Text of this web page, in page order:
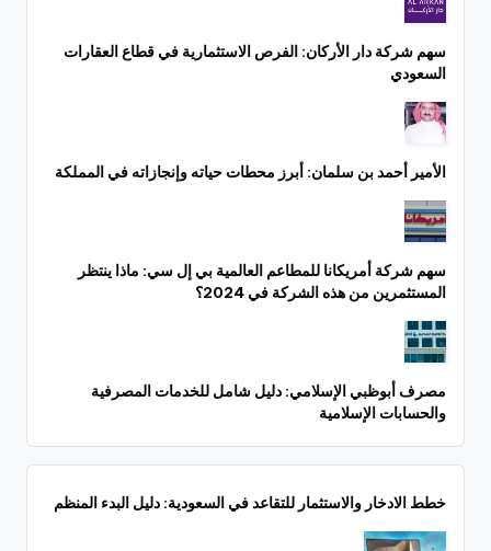
سهم شركة دار الأركان: الفرص الاستثمارية في قطاع العقارات
السعودي
الأمير أحمد بن سلمان: أبرز محطات حياته وإنجازاته في المملكة
سهم شركة أمريكانا للمطاعم العالمية بي إل سي: ماذا ينتظر
المستثمرين من هذه الشركة في 2024؟
مصرف أبوظبي الإسلامي: دليل شامل للخدمات المصرفية
والحسابات الإسلامية
خطط الادخار والاستثمار للتقاعد في السعودية: دليل البدء المنظم